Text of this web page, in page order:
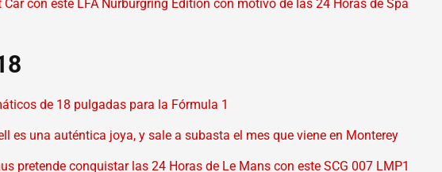
con este LFA Nürburgring Edition con motivo de las 24 Horas de Spa
de 18 pulgadas para la Fórmula 1
es una auténtica joya, y sale a subasta el mes que viene en Monterey
pretende conquistar las 24 Horas de Le Mans con este SCG 007 LMP1